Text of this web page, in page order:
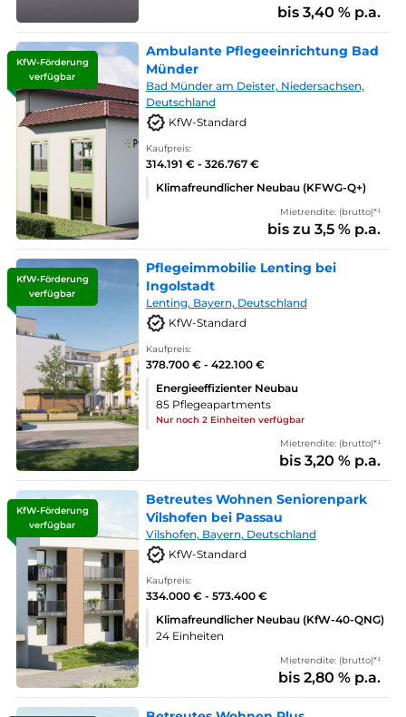
bis 3,40 % p.a.
KfW-Förderung
verfügbar
Ambulante Pflegeeinrichtung Bad
Münder
Bad Münder am Deister, Niedersachsen,
Deutschland
KfW-Standard
Kaufpreis:
314.191 € - 326.767 €
Klimafreundlicher Neubau (KFWG-Q+)
Mietrendite: (brutto)*¹
bis zu 3,5 % p.a.
KfW-Förderung
verfügbar
Pflegeimmobilie Lenting bei
Ingolstadt
Lenting, Bayern, Deutschland
KfW-Standard
Kaufpreis:
378.700 € - 422.100 €
Energieeffizienter Neubau
85 Pflegeapartments
Nur noch 2 Einheiten verfügbar
Mietrendite: (brutto)*¹
bis 3,20 % p.a.
KfW-Förderung
verfügbar
Betreutes Wohnen Seniorenpark
Vilshofen bei Passau
Vilshofen, Bayern, Deutschland
KfW-Standard
Kaufpreis:
334.000 € - 573.400 €
Klimafreundlicher Neubau (KfW-40-QNG)
24 Einheiten
Mietrendite: (brutto)*¹
bis 2,80 % p.a.